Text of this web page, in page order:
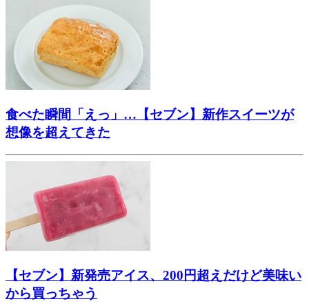
食べた瞬間「えっ」…【セブン】新作スイーツが
想像を超えてきた
【セブン】新発売アイス、200円超えだけど美味い
から買っちゃう